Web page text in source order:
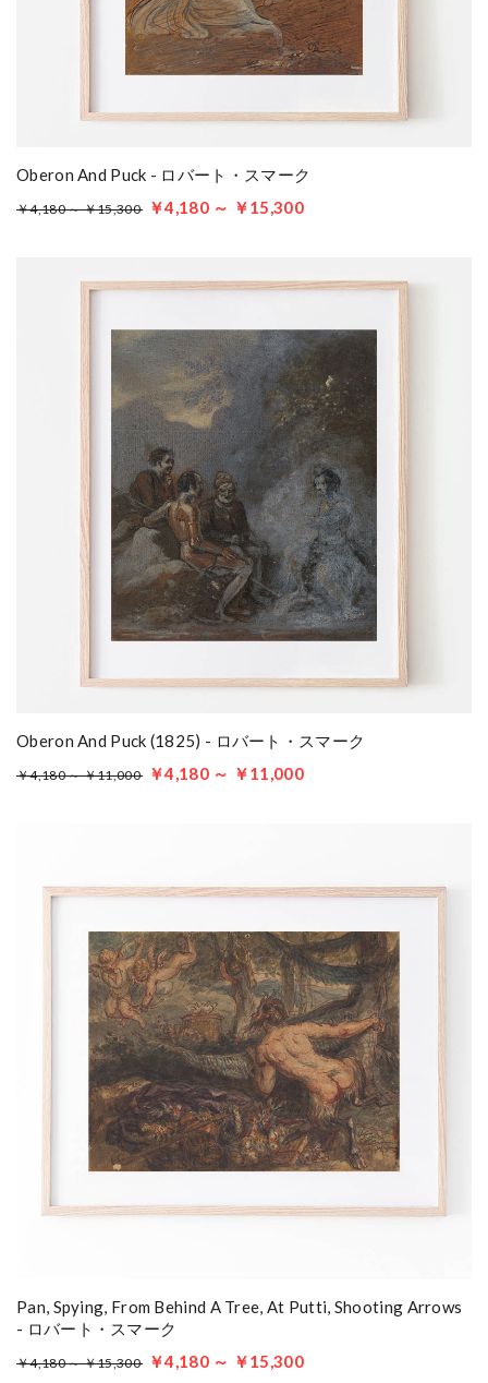
Oberon And Puck - ロバート・スマーク
￥4,180 ～ ￥15,300 ￥4,180 ～ ￥15,300
Oberon And Puck (1825) - ロバート・スマーク
￥4,180 ～ ￥11,000 ￥4,180 ～ ￥11,000
Pan, Spying, From Behind A Tree, At Putti, Shooting Arrows
- ロバート・スマーク
￥4,180 ～ ￥15,300 ￥4,180 ～ ￥15,300